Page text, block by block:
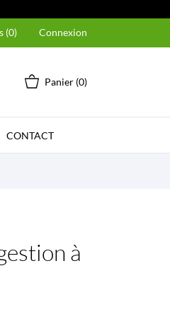
(0) Connexion
Panier (0)
CONTACT
à